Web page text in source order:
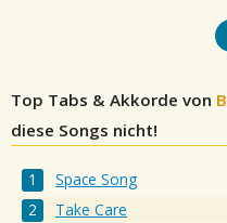
Top Tabs & Akkorde von
diese Songs nicht!
Space Song
Take Care